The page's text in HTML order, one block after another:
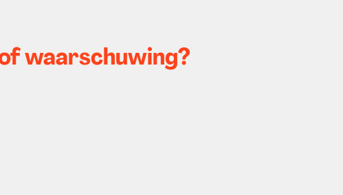
waarschuwing?